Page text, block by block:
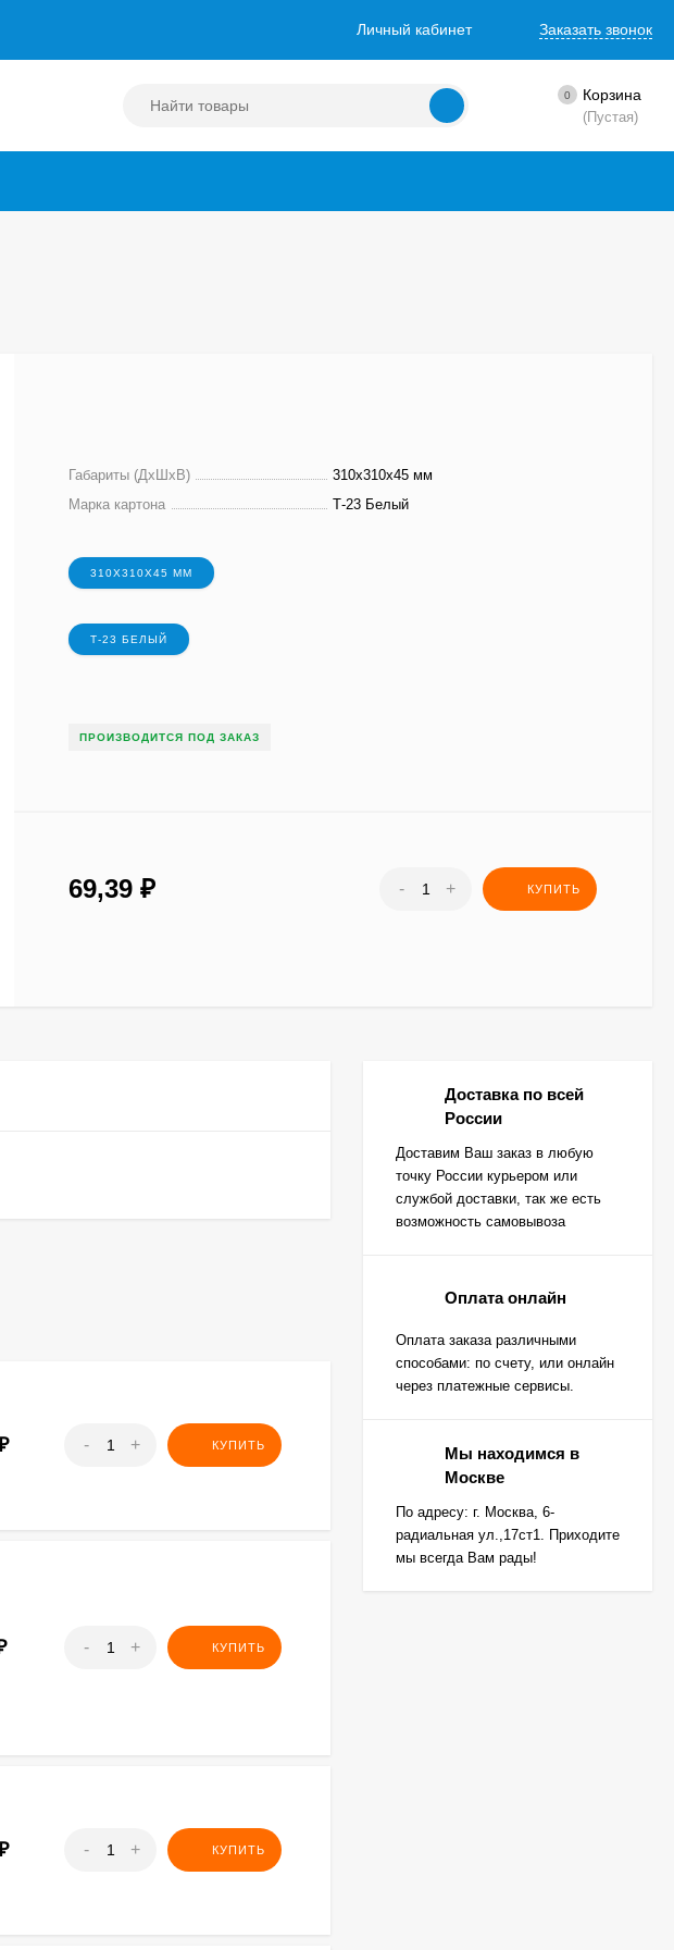
Личный кабинет Заказать звонок
0 Корзина
(Пустая)
Габариты (ДхШхВ)
310x310x45 мм
Марка картона
Т-23 Белый
310X310X45 ММ
Т-23 БЕЛЫЙ
ПРОИЗВОДИТСЯ ПОД ЗАКАЗ
69,39 - + КУПИТЬ
₽ - + КУПИТЬ
₽ - + КУПИТЬ
₽ - + КУПИТЬ
Доставка по всей
России
Доставим Ваш заказ в любую
точку России курьером или
службой доставки, так же есть
возможность самовывоза
Оплата онлайн
Оплата заказа различными
способами: по счету, или онлайн
через платежные сервисы.
Мы находимся в
Москве
По адресу: г. Москва, 6-
радиальная ул.,17ст1. Приходите
мы всегда Вам рады!